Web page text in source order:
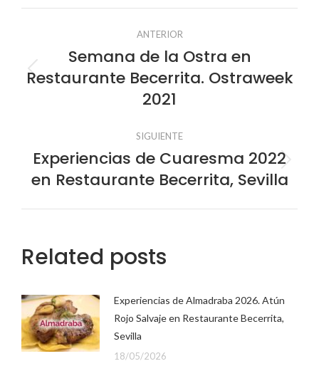
Navegación
entre
publicaciones
ANTERIOR
Publicación
anterior:
Semana de la Ostra en
Restaurante Becerrita. Ostraweek
2021
SIGUIENTE
Publicación
siguiente:
Experiencias de Cuaresma 2022
en Restaurante Becerrita, Sevilla
Related posts
Experiencias de Almadraba 2026. Atún
Rojo Salvaje en Restaurante Becerrita,
Sevilla
18/05/2026